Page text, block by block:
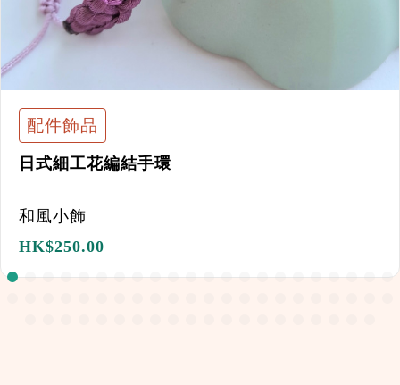
配件飾品
日式細工花編結手環
和風小飾
HK$250.00